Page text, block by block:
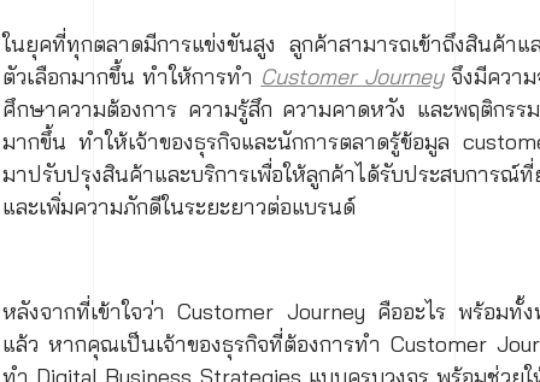
ในยุคที่ทุกตลาดมีการแข่งขันสูง ลูกค้าสามารถเข้าถึงสินค้า
ตัวเลือกมากขึ้น ทำให้การทำ Customer Journeyจึงมีความ
ศึกษาความต้องการ ความรู้สึก ความคาดหวัง และพฤติกร
มากขึ้น ทำให้เจ้าของธุรกิจและนักการตลาดรู้ข้อมูล
มาปรับปรุงสินค้าและบริการเพื่อให้ลูกค้าได้รับประสบการณ์
และเพิ่มความภักดีในระยะยาวต่อแบรนด์
หลังจากที่เข้าใจว่า Customer Journey คืออะไร พร้อมทั้
แล้ว หากคุณเป็นเจ้าของธุรกิจที่ต้องการทำ Customer